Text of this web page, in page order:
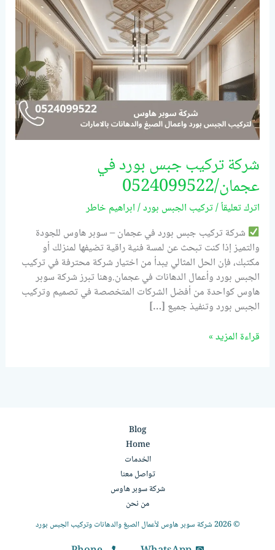
شركة تركيب جبس بورد في
عجمان/0524099522
اترك تعليقاً/تركيب الجبس بورد/ابراهيم خاطر
شركة تركيب جبس بورد في عجمان – سوبر هاوس للجودة
والتميز إذا كنت تبحث عن لمسة فنية راقية تضيفها لمنزلك أو
مكتبك، فإن الحل المثالي يبدأ من اختيار شركة محترفة في تركيب
الجبس بورد وأعمال الدهانات في عجمان.وهنا تبرز شركة سوبر
هاوس كواحدة من أفضل الشركات المتخصصة في تصميم وتركيب
الجبس بورد وتنفيذ جميع […]
عجمان/0524099522
قراءة المزيد »
Blog
Home
الخدمات
تواصل معنا
شركة سوبر هاوس
من نحن
© 2026 شركة سوبر هاوس لأعمال الصبغ والدهانات وتركيب الجبس بورد